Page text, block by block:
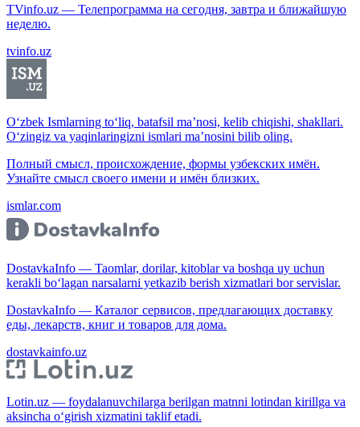
TVinfo.uz — Телепрограмма на сегодня, завтра и ближайшую
неделю.
tvinfo.uz
O‘zbek Ismlarning to‘liq, batafsil ma’nosi, kelib chiqishi, shakllari.
O‘zingiz va yaqinlaringizni ismlari ma’nosini bilib oling.
Полный смысл, происхождение, формы узбекских имён.
Узнайте смысл своего имени и имён близких.
ismlar.com
DostavkaInfo — Taomlar, dorilar, kitoblar va boshqa uy uchun
kerakli bo‘lagan narsalarni yetkazib berish xizmatlari bor servislar.
DostavkaInfo — Каталог сервисов, предлагающих доставку
еды, лекарств, книг и товаров для дома.
dostavkainfo.uz
Lotin.uz — foydalanuvchilarga berilgan matnni lotindan kirillga va
aksincha o‘girish xizmatini taklif etadi.